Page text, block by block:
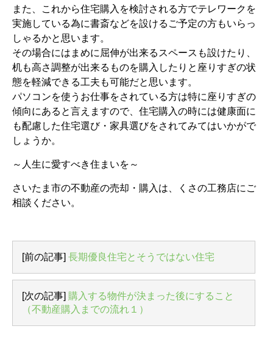
また、これから住宅購入を検討される方でテレワークを
実施している為に書斎などを設けるご予定の方もいらっ
しゃるかと思います。
その場合にはまめに屈伸が出来るスペースも設けたり、
机も高さ調整が出来るものを購入したりと座りすぎの状
態を軽減できる工夫も可能だと思います。
パソコンを使うお仕事をされている方は特に座りすぎの
傾向にあると言えますので、住宅購入の時には健康面に
も配慮した住宅選び・家具選びをされてみてはいかがで
しょうか。
～人生に愛すべき住まいを～
さいたま市の不動産の売却・購入は、くさの工務店にご
相談ください。
[前の記事] 長期優良住宅とそうではない住宅
[次の記事] 購入する物件が決まった後にすること
（不動産購入までの流れ１）